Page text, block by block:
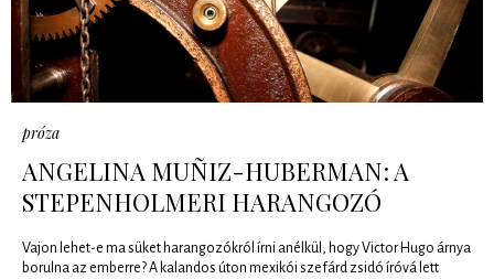
próza
ANGELINA MUÑIZ-HUBERMAN: A
STEPENHOLMERI HARANGOZÓ
Vajon lehet-e ma süket harangozókról írni anélkül, hogy Victor Hugo árnya
borulna az emberre? A kalandos úton mexikói szefárd zsidó íróvá lett